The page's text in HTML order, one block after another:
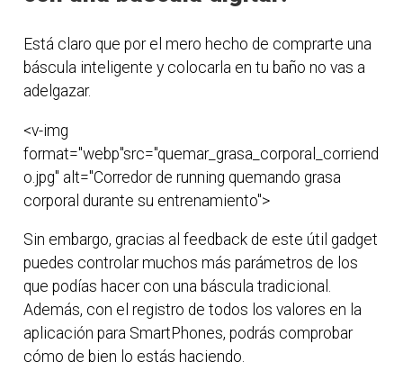
Está claro que por el mero hecho de comprarte una
báscula inteligente y colocarla en tu baño no vas a
adelgazar.
<v-img
format="webp"src="quemar_grasa_corporal_corriend
o.jpg" alt="Corredor de running quemando grasa
corporal durante su entrenamiento">
Sin embargo, gracias al feedback de este útil gadget
puedes controlar muchos más parámetros de los
que podías hacer con una báscula tradicional.
Además, con el registro de todos los valores en la
aplicación para SmartPhones, podrás comprobar
cómo de bien lo estás haciendo.